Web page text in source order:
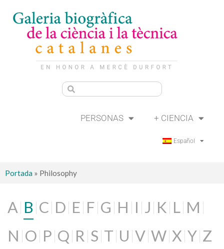
PERSONAS + CIENCIA
Español
Portada » Philosophy
A B C D E F G H I J K L M
N O P Q R S T U V W X Y Z